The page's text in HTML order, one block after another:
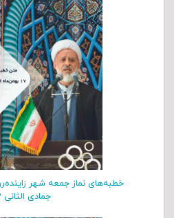
جمادی الثانی ۱۴۴۲